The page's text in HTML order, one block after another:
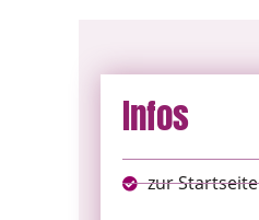
Infos
zur Startseite